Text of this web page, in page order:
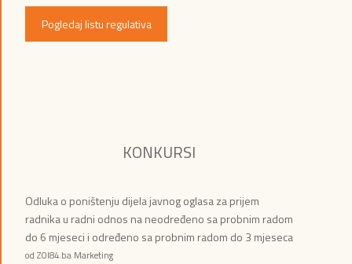
Pogledaj listu regulativa
KONKURSI
Odluka o poništenju dijela javnog oglasa za prijem
radnika u radni odnos na neodređeno sa probnim radom
do 6 mjeseci i određeno sa probnim radom do 3 mjeseca
od ZOI84.ba Marketing